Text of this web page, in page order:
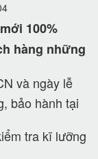
100%
hàng những
và ngày lễ
bảo hành tại
tra kĩ lưỡng